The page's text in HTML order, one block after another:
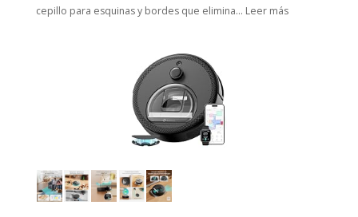
cepillo para esquinas y bordes que elimina... Leer más